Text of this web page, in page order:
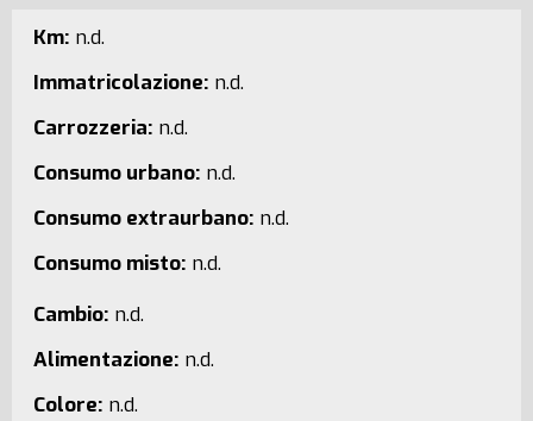
Km: n.d.
Immatricolazione: n.d.
Carrozzeria: n.d.
Consumo urbano: n.d.
Consumo extraurbano: n.d.
Consumo misto: n.d.
Cambio: n.d.
Alimentazione: n.d.
Colore: n.d.